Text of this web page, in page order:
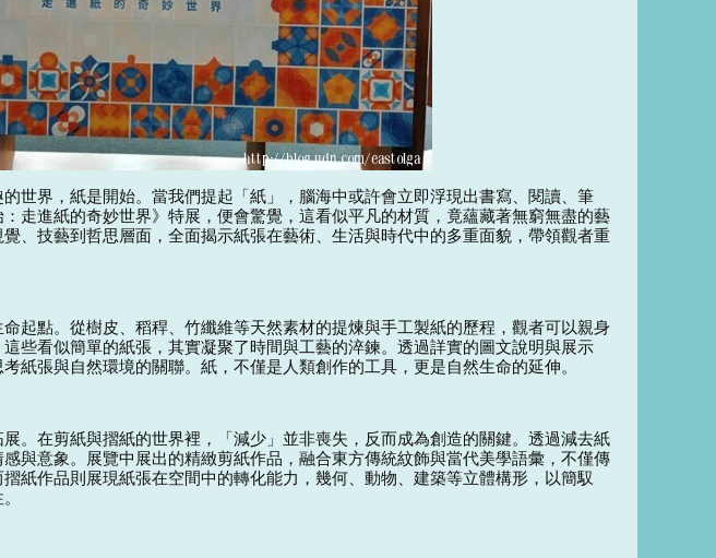
世界， 紙是開始。當我們提起「紙」，腦海中或許會立即浮現出書寫、閱讀、筆
走進紙的奇妙世界》特展，便會驚覺，這看似平凡的材質，竟蘊藏著無窮無盡的藝
、技藝到哲思層面，全面揭示紙張在藝術、生活與時代中的多重面貌，帶領觀者重
起點。從樹皮、稻稈、竹纖維等天然素材的提煉與手工製紙的歷程，觀者可以親身
些看似簡單的紙張，其實凝聚了時間與工藝的淬鍊。透過詳實的圖文說明與展示
紙張與自然環境的關聯。紙，不僅是人類創作的工具，更是自然生命的延伸。
。在剪紙與摺紙的世界裡，「減少」並非喪失，反而成為創造的關鍵。透過減去紙
與意象。展覽中展出的精緻剪紙作品，融合東方傳統紋飾與當代美學語彙，不僅傳
紙作品則展現紙張在空間中的轉化能力，幾何、動物、建築等立體構形，以簡馭